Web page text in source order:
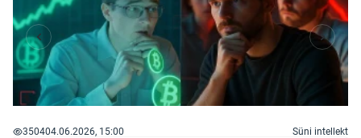
Texnoloji İnkişaf
İnnovasiya və Startaplar
Robot və Cihazlar
350404.06.2026, 15:00 Süni intellekt